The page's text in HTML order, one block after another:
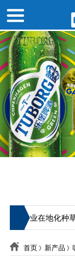
行业在地化种草指南
首页 》 新产品 》